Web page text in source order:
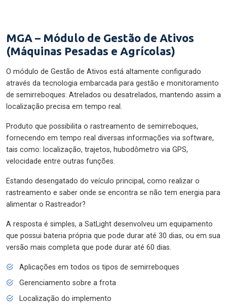
MGA – Módulo de Gestão de Ativos
(Máquinas Pesadas e Agrícolas)
O módulo de Gestão de Ativos está altamente configurado
através da tecnologia embarcada para gestão e monitoramento
de semirreboques: Atrelados ou desatrelados, mantendo assim a
localização precisa em tempo real.
Produto que possibilita o rastreamento de semirreboques,
fornecendo em tempo real diversas informações via software,
tais como: localização, trajetos, hubodômetro via GPS,
velocidade entre outras funções.
Estando desengatado do veículo principal, como realizar o
rastreamento e saber onde se encontra se não tem energia para
alimentar o Rastreador?
A resposta é simples, a SatLight desenvolveu um equipamento
que possui bateria própria que pode durar até 30 dias, ou em sua
versão mais completa que pode durar até 60 dias.
Aplicações em todos os tipos de semirreboques
Gerenciamento sobre a frota
Localização do implemento